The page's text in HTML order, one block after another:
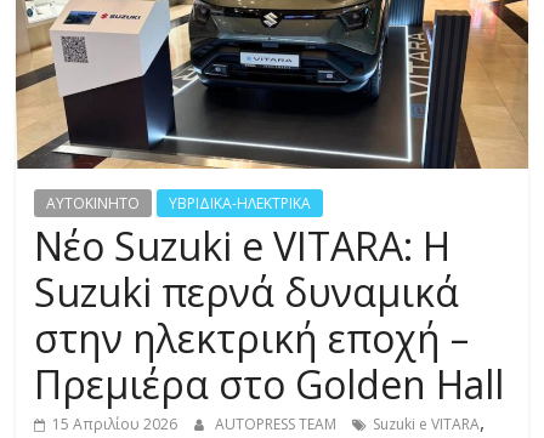
R
E
S
SAYTOKINHTO ΥΒΡΙΔΙΚΑ-ΗΛΕΚΤΡΙΚΑ
Νέο Suzuki e VITARA: Η
Suzuki περνά δυναμικά
στην ηλεκτρική εποχή –
Πρεμιέρα στο Golden Hall
15 Απριλίου 2026 AUTOPRESS TEAM Suzuki e VITARA,